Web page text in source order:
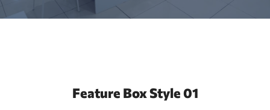
Feature Box Style 01